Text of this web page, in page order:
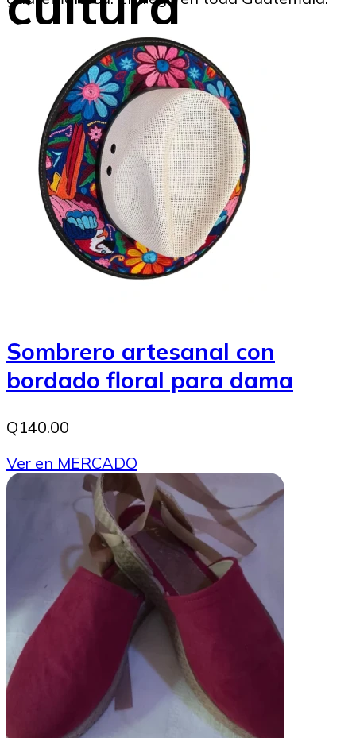
Marysabel Aldana
29/07/2025
Sombrero artesanal con
bordado floral para dama
Q140.00
Ver en MERCADO